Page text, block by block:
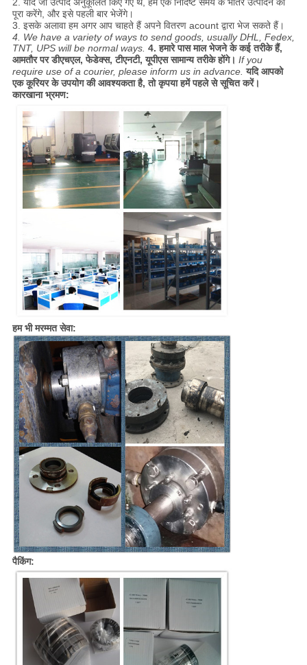
पूरा करेंगे, और इसे पहली बार भेजेंगे।
3. इसके अलावा हम अगर आप चाहते हैं अपने वितरण acount द्वारा भेज सकते हैं।
4. We have a variety of ways to send goods, usually DHL, Fedex,
TNT, UPS will be normal ways. 4. हमारे पास माल भेजने के कई तरीके हैं,
आमतौर पर डीएचएल, फेडेक्स, टीएनटी, यूपीएस सामान्य तरीके होंगे। If you
require use of a courier, please inform us in advance. यदि आपको
एक कूरियर के उपयोग की आवश्यकता है, तो कृपया हमें पहले से सूचित करें।
कारखाना भ्रमण:
हम भी मरम्मत सेवा:
पैकिंग: